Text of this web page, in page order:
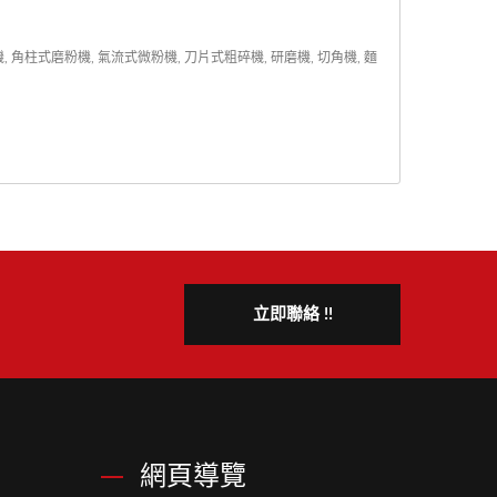
柱式磨粉機, 氣流式微粉機, 刀片式粗碎機, 研磨機, 切角機, 麵
立即聯絡 !!
網頁導覽